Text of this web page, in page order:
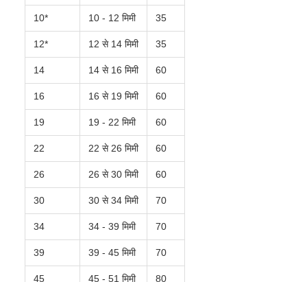
10* 10 - 12 मिमी 35
12* 12 से 14 मिमी 35
14 14 से 16 मिमी 60
16 16 से 19 मिमी 60
19 19 - 22 मिमी 60
22 22 से 26 मिमी 60
26 26 से 30 मिमी 60
30 30 से 34 मिमी 70
34 34 - 39 मिमी 70
39 39 - 45 मिमी 70
45 45 - 51 मिमी 80